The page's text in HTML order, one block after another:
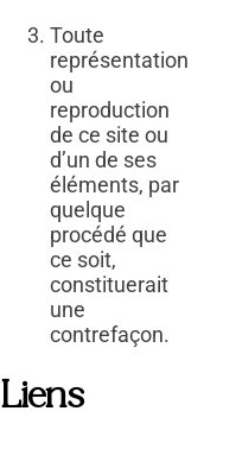
Toute
représentation
ou
reproduction
de ce site ou
d’un de ses
éléments, par
quelque
procédé que
ce soit,
constituerait
une
contrefaçon.
Liens